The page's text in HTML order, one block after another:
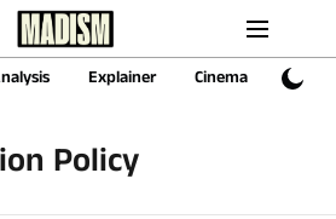
Explainer Cinema Sports
Policy